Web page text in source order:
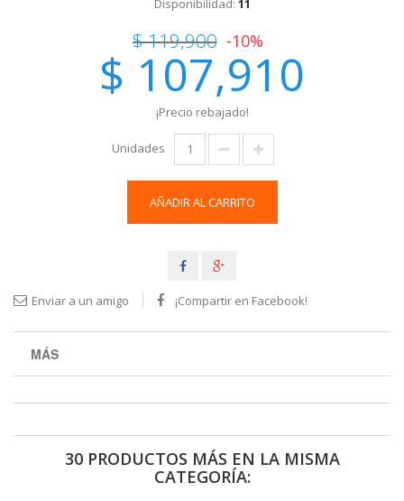
Disponibilidad: 11
$ 119,900 -10%
$ 107,910
¡Precio rebajado!
Unidades
AÑADIR AL CARRITO
Enviar a un amigo ¡Compartir en Facebook!
MÁS
30 PRODUCTOS MÁS EN LA MISMA
CATEGORÍA: